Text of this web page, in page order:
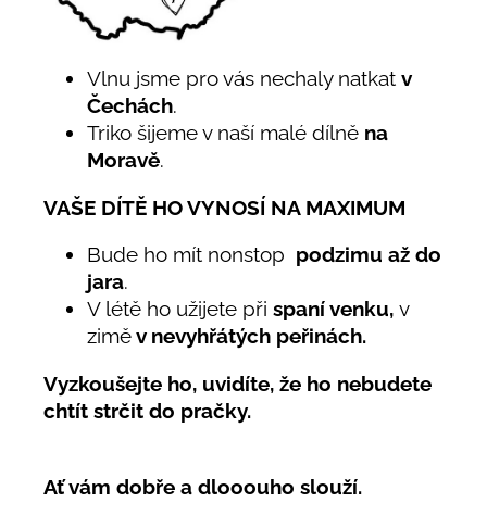
Vlnu jsme pro vás nechaly natkat v
Čechách.
Triko šijeme v naší malé dílně na
Moravě.
VAŠE DÍTĚ HO VYNOSÍ NA MAXIMUM
Bude ho mít nonstop podzimu až do
jara.
V létě ho užijete při spaní venku, v
ziměv nevyhřátých peřinách.
Vyzkoušejte ho, uvidíte, že ho nebudete
chtít strčit do pračky.
Ať vám dobře a dlooouho slouží.